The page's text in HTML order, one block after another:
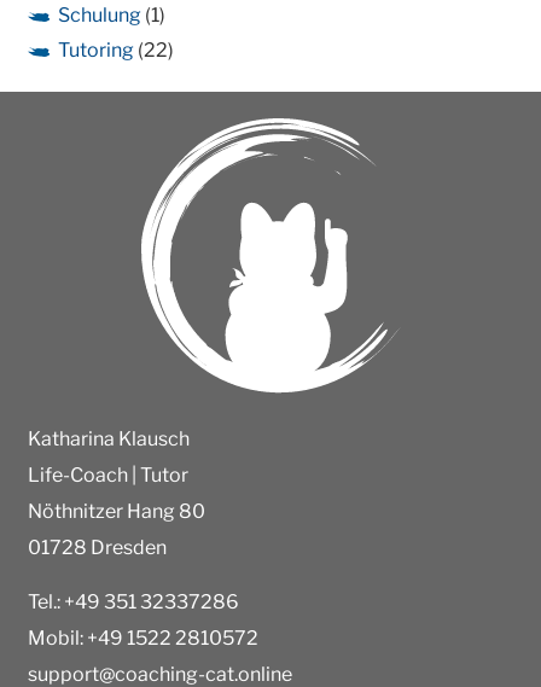
Schulung(1)
Tutoring(22)
Katharina Klausch
Life-Coach | Tutor
Nöthnitzer Hang 80
01728 Dresden
Tel.: +49 351 32337286
Mobil: +49 1522 2810572
support@coaching-cat.online